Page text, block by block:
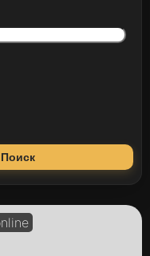
Поиск